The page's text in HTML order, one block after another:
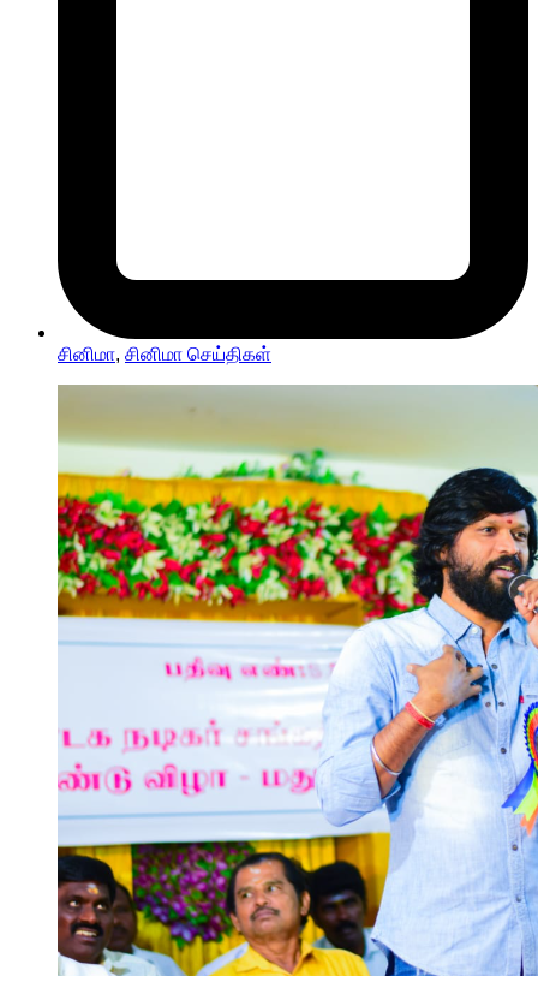
சினிமா, சினிமா செய்திகள்